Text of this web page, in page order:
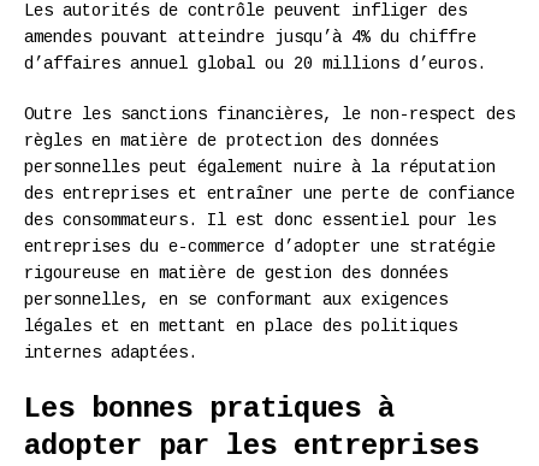
Les autorités de contrôle peuvent infliger des
amendes pouvant atteindre jusqu’à 4% du chiffre
d’affaires annuel global ou 20 millions d’euros.
Outre les sanctions financières, le non-respect des
règles en matière de protection des données
personnelles peut également nuire à la réputation
des entreprises et entraîner une perte de confiance
des consommateurs. Il est donc essentiel pour les
entreprises du e-commerce d’adopter une stratégie
rigoureuse en matière de gestion des données
personnelles, en se conformant aux exigences
légales et en mettant en place des politiques
internes adaptées.
Les bonnes pratiques à
adopter par les entreprises